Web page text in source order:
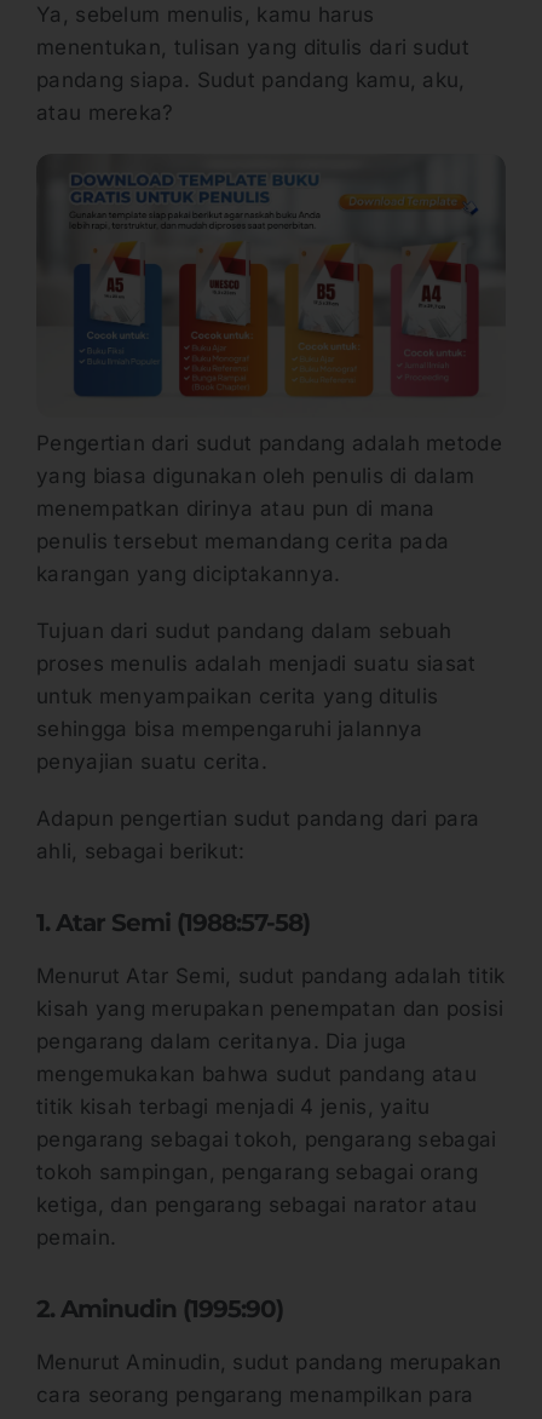
Ya, sebelum menulis, kamu harus
menentukan, tulisan yang ditulis dari sudut
pandang siapa. Sudut pandang kamu, aku,
atau mereka?
Pengertian dari sudut pandang adalah metode
yang biasa digunakan oleh penulis di dalam
menempatkan dirinya atau pun di mana
penulis tersebut memandang cerita pada
karangan yang diciptakannya.
Tujuan dari sudut pandang dalam sebuah
proses menulis adalah menjadi suatu siasat
untuk menyampaikan cerita yang ditulis
sehingga bisa mempengaruhi jalannya
penyajian suatu cerita.
Adapun pengertian sudut pandang dari para
ahli, sebagai berikut:
1. Atar Semi (1988:57-58)
Menurut Atar Semi, sudut pandang adalah titik
kisah yang merupakan penempatan dan posisi
pengarang dalam ceritanya. Dia juga
mengemukakan bahwa sudut pandang atau
titik kisah terbagi menjadi 4 jenis, yaitu
pengarang sebagai tokoh, pengarang sebagai
tokoh sampingan, pengarang sebagai orang
ketiga, dan pengarang sebagai narator atau
pemain.
2. Aminudin (1995:90)
Menurut Aminudin, sudut pandang merupakan
cara seorang pengarang menampilkan para